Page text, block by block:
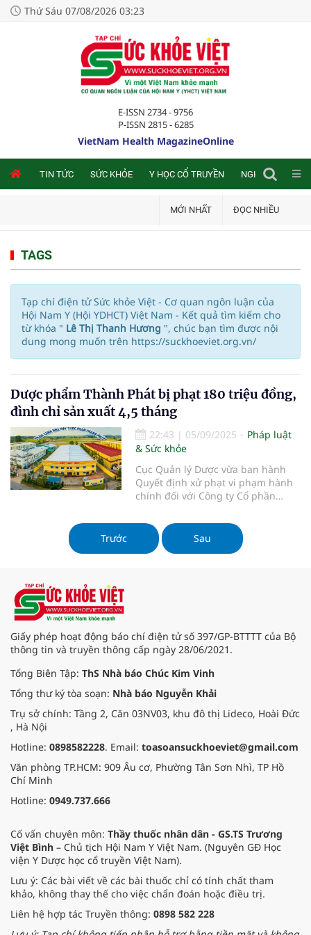
Thứ Sáu 07/08/2026 03:23
E-ISSN 2734 - 9756
P-ISSN 2815 - 6285
VietNam Health MagazineOnline
TIN TỨC SỨC KHỎE Y HỌC CỔ TRUYỀN NGHIÊN CỨU
MỚI NHẤT ĐỌC NHIỀU
TAGS
Tạp chí điện tử Sức khỏe Việt - Cơ quan ngôn luận của
Hội Nam Y (Hội YDHCT) Việt Nam - Kết quả tìm kiếm cho
từ khóa " Lê Thị Thanh Hương ", chúc bạn tìm được nội
dung mong muốn trên https://suckhoeviet.org.vn/
Dược phẩm Thành Phát bị phạt 180 triệu đồng,
đình chỉ sản xuất 4,5 tháng
22:43 | 05/09/2025
Pháp luật
& Sức khỏe
Cục Quản lý Dược vừa ban hành
Quyết định xử phạt vi phạm hành
chính đối với Công ty Cổ phần
trong hoạt động sản xuất và lưu
hành thuốc.
Trước Sau
Giấy phép hoạt động báo chí điện tử số 397/GP-BTTTT của Bộ
thông tin và truyền thông cấp ngày 28/06/2021.
Tổng Biên Tập: ThS Nhà báo Chúc Kim Vinh
Tổng thư ký tòa soạn: Nhà báo Nguyễn Khải
Trụ sở chính: Tầng 2, Căn 03NV03, khu đô thị Lideco, Hoài Đức
, Hà Nội
Hotline: 0898582228. Email: toasoansuckhoeviet@gmail.com
Văn phòng TP.HCM: 909 Âu cơ, Phường Tân Sơn Nhì, TP Hồ
Chí Minh
Hotline: 0949.737.666
Cố vấn chuyên môn: Thầy thuốc nhân dân - GS.TS Trương
Việt Bình – Chủ tịch Hội Nam Y Việt Nam. (Nguyên GĐ Học
viện Y Dược học cổ truyền Việt Nam).
Lưu ý: Các bài viết về các bài thuốc chỉ có tính chất tham
khảo, không thay thế cho việc chẩn đoán hoặc điều trị.
Liên hệ hợp tác Truyền thông: 0898 582 228